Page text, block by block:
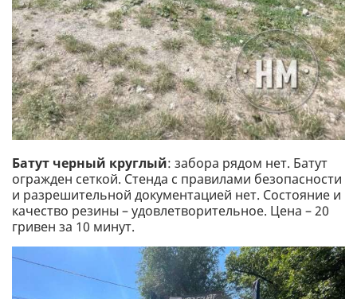
Батут черный круглый: забора рядом нет. Батут
огражден сеткой. Стенда с правилами безопасности
и разрешительной документацией нет. Состояние и
качество резины – удовлетворительное. Цена – 20
гривен за 10 минут.